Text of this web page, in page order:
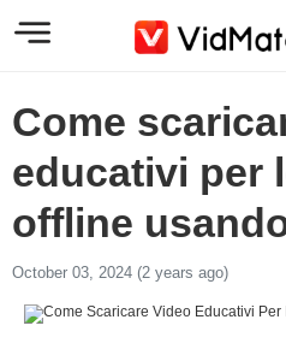
Come
educativi per
offline
October 03, 2024 (2 years ago)